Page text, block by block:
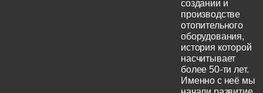
создании и
производстве
отопительного
оборудования,
история которой
насчитывает
более 50-ти лет.
Именно с неё мы